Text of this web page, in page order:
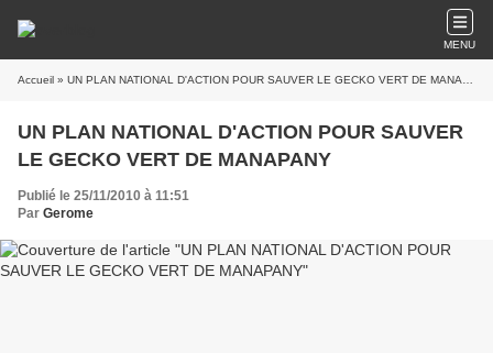
MENU
Accueil » UN PLAN NATIONAL D'ACTION POUR SAUVER LE GECKO VERT DE MANAPANY
UN PLAN NATIONAL D'ACTION POUR SAUVER
LE GECKO VERT DE MANAPANY
Publié le 25/11/2010 à 11:51
Par Gerome